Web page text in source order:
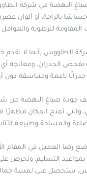
النهضة في شركة
بالراحة، أو ألوان
المقاومة للرطوبة
الطاووس بأنها لا
بفحص الجدران، ومعالجة
ناعمة ومتناسقة دون
جودة صباغ النهضة من
والتي تمنح المكان
والمساحة وطبيعة
تضع رضا العميل في
بمواعيد التسليم، وتحرص
ستحصل على لمسة